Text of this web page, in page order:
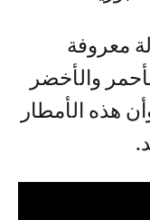
معروفة
والأخضر
هذه الأمطار